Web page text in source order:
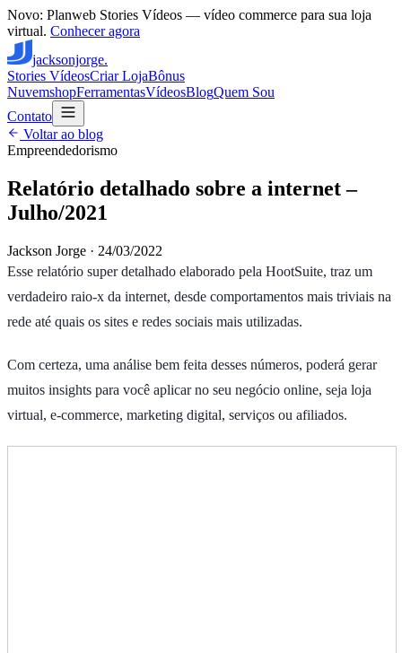
Novo: Planweb Stories Vídeos — vídeo commerce para sua loja
virtual. Conhecer agora
jacksonjorge.
Stories VídeosCriar LojaBônus
NuvemshopFerramentasVídeosBlogQuem Sou
Contato
Voltar ao blog
Empreendedorismo
Relatório detalhado sobre a internet –
Julho/2021
Jackson Jorge · 24/03/2022
Esse relatório super detalhado elaborado pela HootSuite, traz um
verdadeiro raio-x da internet, desde comportamentos mais triviais na
rede até quais os sites e redes sociais mais utilizadas.
Com certeza, uma análise bem feita desses números, poderá gerar
muitos insights para você aplicar no seu negócio online, seja loja
virtual, e-commerce, marketing digital, serviços ou afiliados.